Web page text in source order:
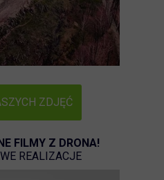
ZDJĘĆ
FILMY Z DRONA!
REALIZACJE